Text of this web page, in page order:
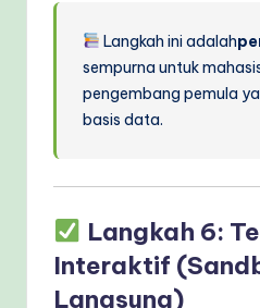
Langkah ini adalah
sempurna untuk
pengembang pemula
basis data.
Langkah 6:
Interaktif
Langsung)